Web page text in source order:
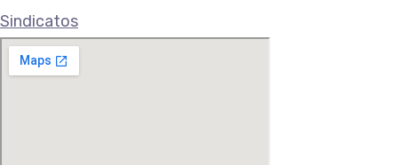
Sindicatos